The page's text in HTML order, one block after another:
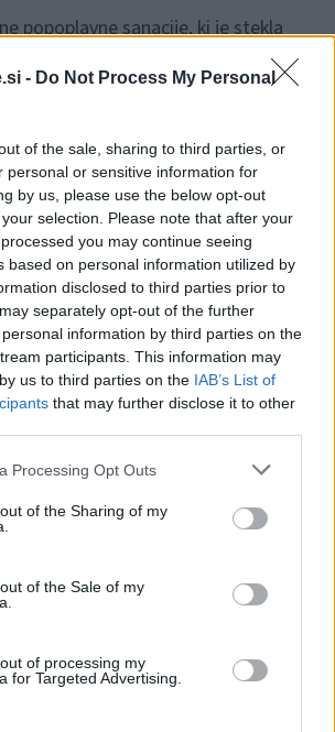
- Do Not Process My Personal
of the sale, sharing to third parties, or
personal or sensitive information for
by us, please use the below opt-out
selection. Please note that after your
you may continue seeing
based on personal information utilized by
disclosed to third parties prior to
separately opt-out of the further
information by third parties on the
participants. This information may
us to third parties on the IAB’s List of
that may further disclose it to other
website/app uses one or more Google
visit or usage behaviour. You may click to
to Google and its third-party tags to
specified purposes in below Google
Processing Opt Outs
of the Sharing of my
of the Sale of my
of processing my
for Targeted Advertising.
popoplavne sanacije, ki je stekla
s poudarkom na zagotavljanju
na podnebne spremembe. Med
tudi izvedbi zahtevnejših
na vodotokih in plazovih,
spremembe zakonodajnih predpisov.
dolgih in zapletenih birokratskih
potrjevanju projektov obnove
da ozko grlo pri izvajanju
predstavljajo omejeni kadrovski
in posledično tudi slabša kakovost
členu Kazenskega zakonika je
odgovoren za javno spodbujanje